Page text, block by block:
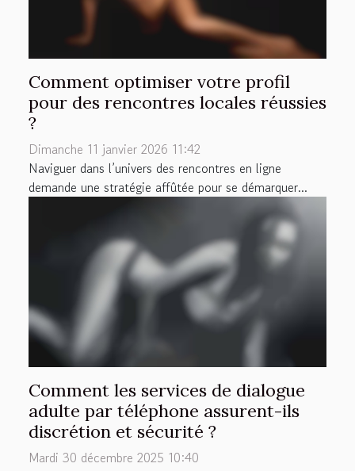
Comment optimiser votre profil
pour des rencontres locales réussies
?
Dimanche 11 janvier 2026 11:42
Naviguer dans l’univers des rencontres en ligne
demande une stratégie affûtée pour se démarquer...
Comment les services de dialogue
adulte par téléphone assurent-ils
discrétion et sécurité ?
Mardi 30 décembre 2025 10:40